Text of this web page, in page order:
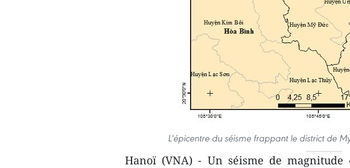
L'épicentre du séisme frappant le district de
Hanoï (VNA) - Un séisme de